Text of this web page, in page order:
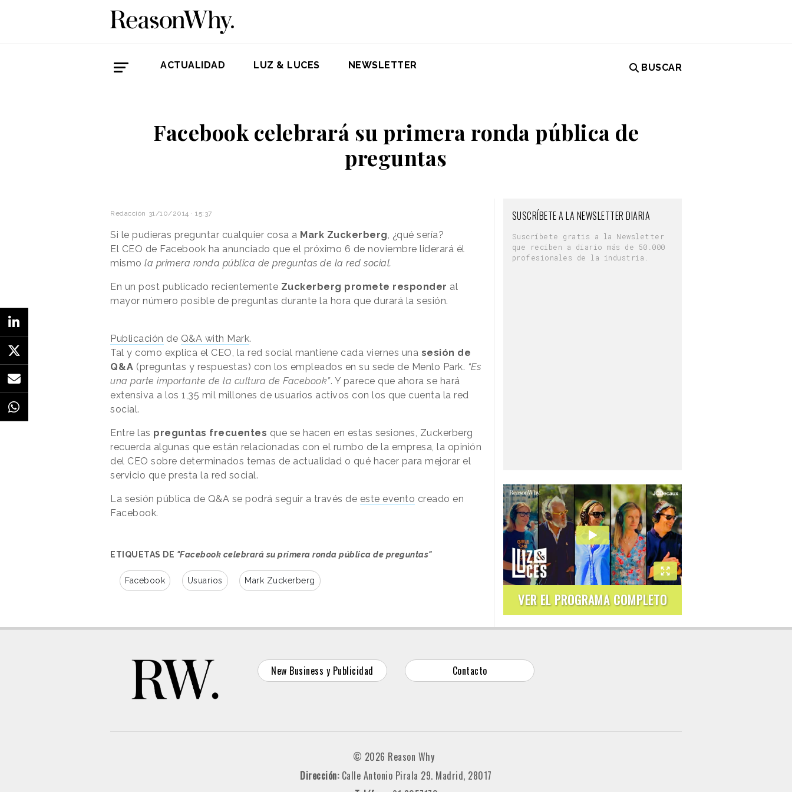
ACTUALIDAD LUZ & LUCES NEWSLETTER BUSCAR
Facebook celebrará su primera ronda pública de
preguntas
Redacción 31/10/2014 · 15:37
Si le pudieras preguntar cualquier cosa a Mark Zuckerberg , ¿qué sería?
El CEO de Facebook ha anunciado que el próximo 6 de noviembre liderará él
mismo la primera ronda pública de preguntas de la red social.
En un post publicado recientemente Zuckerberg promete responder al
mayor número posible de preguntas durante la hora que durará la sesión.
Publicación de Q&A with Mark.
Tal y como explica el CEO, la red social mantiene cada viernes una sesión de
Q&A (preguntas y respuestas) con los empleados en su sede de Menlo Park. “Es
una parte importante de la cultura de Facebook”. Y parece que ahora se hará
extensiva a los 1,35 mil millones de usuarios activos con los que cuenta la red
social.
Entre las preguntas frecuentes que se hacen en estas sesiones, Zuckerberg
recuerda algunas que están relacionadas con el rumbo de la empresa, la opinión
del CEO sobre determinados temas de actualidad o qué hacer para mejorar el
servicio que presta la red social.
La sesión pública de Q&A se podrá seguir a través de este evento creado en
Facebook.
ETIQUETAS DE "Facebook celebrará su primera ronda pública de preguntas"
Facebook Usuarios Mark Zuckerberg
SUSCRÍBETE A LA NEWSLETTER DIARIA
Suscríbete gratis a la Newsletter
que reciben a diario más de 50.000
profesionales de la industria.
VER EL PROGRAMA COMPLETO
New Business y Publicidad Contacto
© 2026 Reason Why
Dirección: Calle Antonio Pirala 29. Madrid, 28017